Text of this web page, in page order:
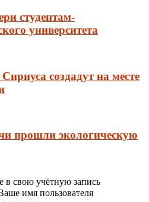
студентам-
университета
создадут на месте
прошли экологическую
в свою учётную запись
имя пользователя